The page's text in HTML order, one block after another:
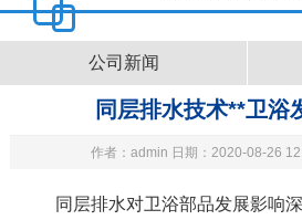
公司新闻
同层排水技术**卫浴
作者：admin 日期：2020-08-26
同层排水对卫浴部品发展影响